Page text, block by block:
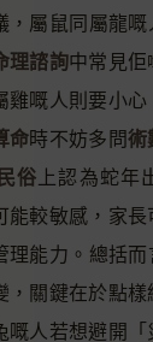
，屬鼠同屬龍嘅
理諮詢中常見
嘅人則要小心
命時不妨多問術
民俗 上認為蛇年
能較敏感，家長
理能力。總括而
，關鍵在於點
嘅人若想避開